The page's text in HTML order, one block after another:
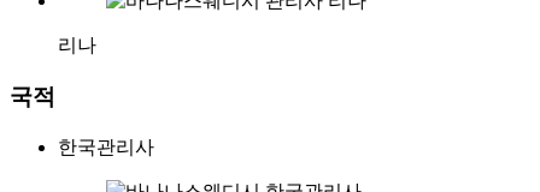
리나
국적
한국관리사